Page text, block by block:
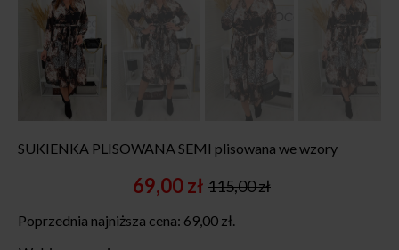
SUKIENKA PLISOWANA SEMI plisowana we wzory
115,00zł
Original
price
was:
69,00złCurrent
price
is:
Poprzednia najniższa cena: 69,00 zł.